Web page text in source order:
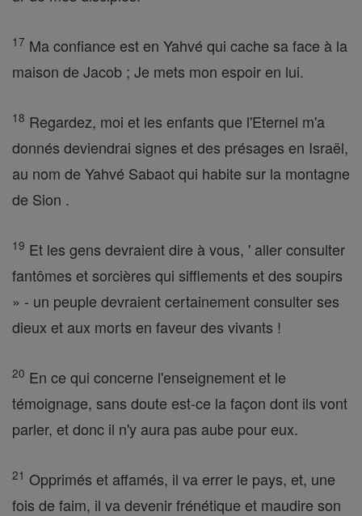
17 Ma confiance est en Yahvé qui cache sa face à la
maison de Jacob ; Je mets mon espoir en lui.
18 Regardez, moi et les enfants que l'Eternel m'a
donnés deviendrai signes et des présages en Israël,
au nom de Yahvé Sabaot qui habite sur la montagne
de Sion .
19 Et les gens devraient dire à vous, ' aller consulter
fantômes et sorcières qui sifflements et des soupirs
» - un peuple devraient certainement consulter ses
dieux et aux morts en faveur des vivants !
20 En ce qui concerne l'enseignement et le
témoignage, sans doute est-ce la façon dont ils vont
parler, et donc il n'y aura pas aube pour eux.
21 Opprimés et affamés, il va errer le pays, et, une
fois de faim, il va devenir frénétique et maudire son